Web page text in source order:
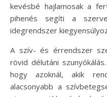
kevésbé hajlamosak a
pihenés segíti a
idegrendszer
A szív- és érrendszer
rövid délutáni
hogy azoknál, akik
alacsonyabb a